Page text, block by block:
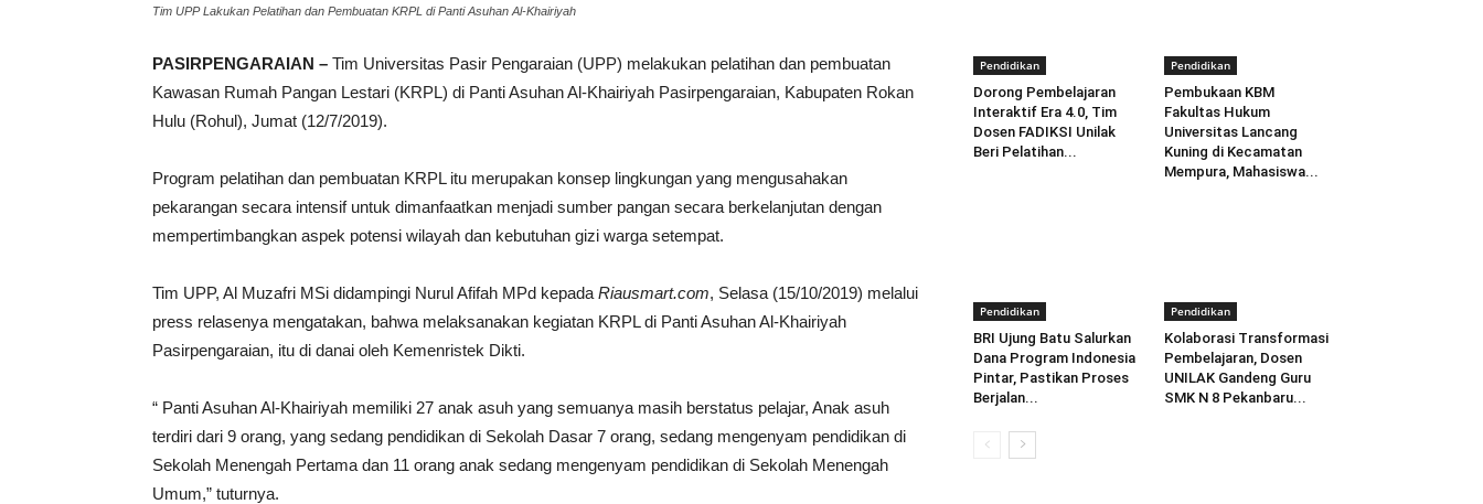
Tim UPP Lakukan Pelatihan dan Pembuatan KRPL di Panti Asuhan Al-Khairiyah
PASIRPENGARAIAN – Tim Universitas Pasir Pengaraian (UPP) melakukan pelatihan dan pembuatan
Kawasan Rumah Pangan Lestari (KRPL) di Panti Asuhan Al-Khairiyah Pasirpengaraian, Kabupaten Rokan
Hulu (Rohul), Jumat (12/7/2019).
Program pelatihan dan pembuatan KRPL itu merupakan konsep lingkungan yang mengusahakan
pekarangan secara intensif untuk dimanfaatkan menjadi sumber pangan secara berkelanjutan dengan
mempertimbangkan aspek potensi wilayah dan kebutuhan gizi warga setempat.
Tim UPP, Al Muzafri MSi didampingi Nurul Afifah MPd kepada Riausmart.com, Selasa (15/10/2019) melalui
press relasenya mengatakan, bahwa melaksanakan kegiatan KRPL di Panti Asuhan Al-Khairiyah
Pasirpengaraian, itu di danai oleh Kemenristek Dikti.
“ Panti Asuhan Al-Khairiyah memiliki 27 anak asuh yang semuanya masih berstatus pelajar, Anak asuh
terdiri dari 9 orang, yang sedang pendidikan di Sekolah Dasar 7 orang, sedang mengenyam pendidikan di
Sekolah Menengah Pertama dan 11 orang anak sedang mengenyam pendidikan di Sekolah Menengah
Umum,” tuturnya.
Pendidikan
Dorong Pembelajaran
Interaktif Era 4.0, Tim
Dosen FADIKSI Unilak
Beri Pelatihan...
Pendidikan
Pembukaan KBM
Fakultas Hukum
Universitas Lancang
Kuning di Kecamatan
Mempura, Mahasiswa...
Pendidikan
BRI Ujung Batu Salurkan
Dana Program Indonesia
Pintar, Pastikan Proses
Berjalan...
Pendidikan
Kolaborasi Transformasi
Pembelajaran, Dosen
UNILAK Gandeng Guru
SMK N 8 Pekanbaru...